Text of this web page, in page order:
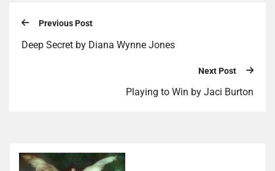
Previous Post
Deep Secret by Diana Wynne Jones
Next Post
Playing to Win by Jaci Burton